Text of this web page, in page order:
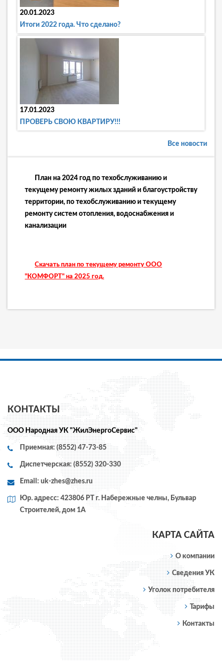
20.01.2023
Итоги 2022 года. Что сделано?
17.01.2023
ПРОВЕРЬ СВОЮ КВАРТИРУ!!!
Все новости
План на 2024 год по техобслуживанию и
текущему ремонту жилых зданий и благоустройству
территории, по техобслуживанию и текущему
ремонту систем отопления, водоснабжения и
канализации
Скачать план по текущему ремонту ООО
"КОМФОРТ" на 2025 год.
КОНТАКТЫ
ООО Народная УК "ЖилЭнергоСервис"
Приемная: (8552) 47-73-85
Диспетчерская: (8552) 320-330
Email: uk-zhes@zhes.ru
Юр. адресс: 423806 РТ г. Набережные челны, Бульвар
Строителей, дом 1А
КАРТА САЙТА
О компании
Сведения УК
Уголок потребителя
Тарифы
Контакты